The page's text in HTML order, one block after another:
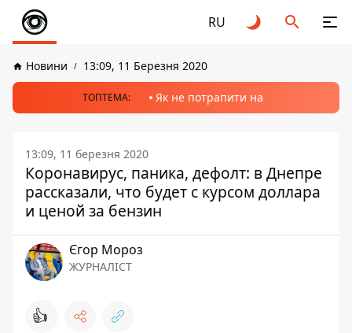
RU
Новини 13:09, 11 Березня 2020
ТОПТЕМА: Як не потрапити на
13:09, 11 березня 2020
Коронавирус, паника, дефолт: в Днепре
рассказали, что будет с курсом доллара
и ценой за бензин
Єгор Мороз
ЖУРНАЛІСТ
👍